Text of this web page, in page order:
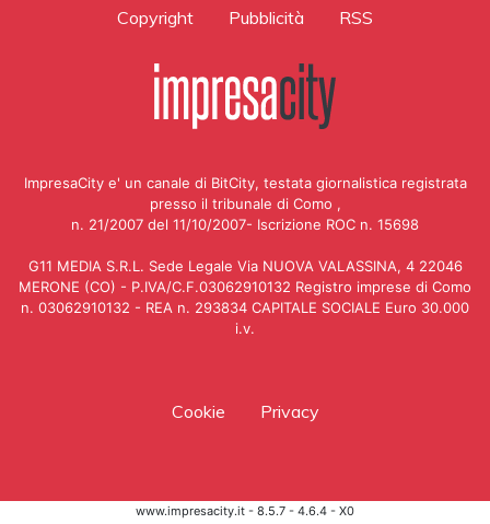
Copyright Pubblicità RSS
ImpresaCity e' un canale di BitCity, testata giornalistica registrata
presso il tribunale di Como ,
n. 21/2007 del 11/10/2007- Iscrizione ROC n. 15698
G11 MEDIA S.R.L. Sede Legale Via NUOVA VALASSINA, 4 22046
MERONE (CO) - P.IVA/C.F.03062910132 Registro imprese di Como
n. 03062910132 - REA n. 293834 CAPITALE SOCIALE Euro 30.000
i.v.
Cookie Privacy
www.impresacity.it - 8.5.7 - 4.6.4 - X0